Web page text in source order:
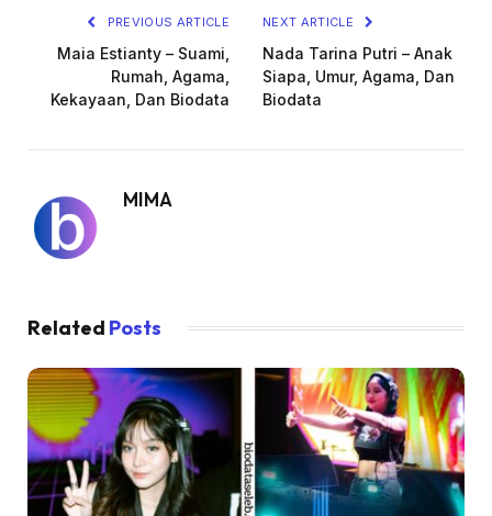
PREVIOUS ARTICLE
Maia Estianty – Suami,
Rumah, Agama,
Kekayaan, Dan Biodata
NEXT ARTICLE
Nada Tarina Putri – Anak
Siapa, Umur, Agama, Dan
Biodata
MIMA
Related Posts